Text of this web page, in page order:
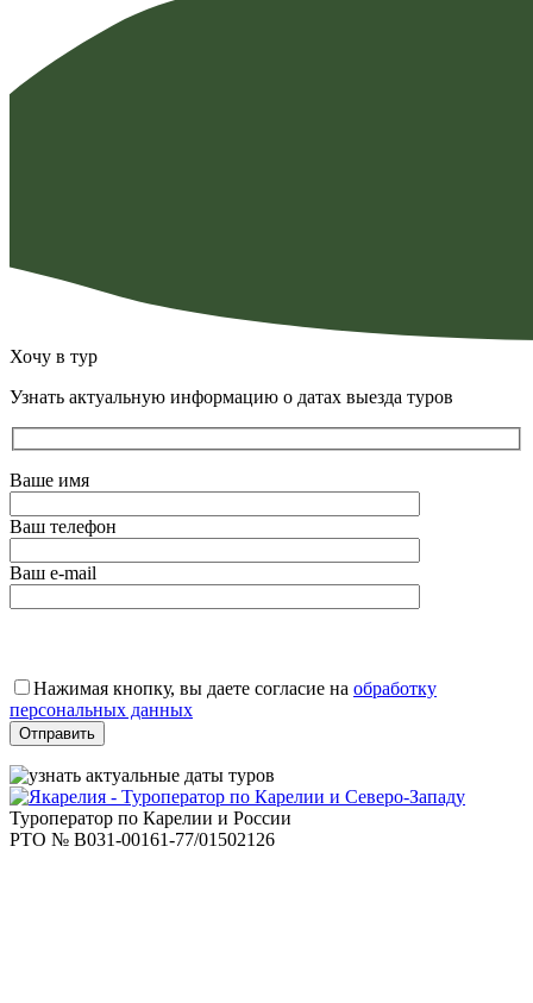
Хочу в тур
Узнать актуальную информацию о датах выезда туров
Ваше имя
Ваш телефон
Ваш e-mail
это
поле
пустым.
Нажимая кнопку, вы даете согласие на обработку
персональных данных
Туроператор по Карелии и России
РТО № В031-00161-77/01502126